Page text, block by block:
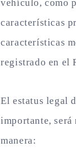
vehículo, como
características
características
registrado en el
El estatus legal
importante, será
manera: